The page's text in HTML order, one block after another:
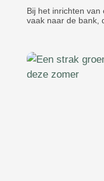
Bij het inrichten
vaak naar de bank,